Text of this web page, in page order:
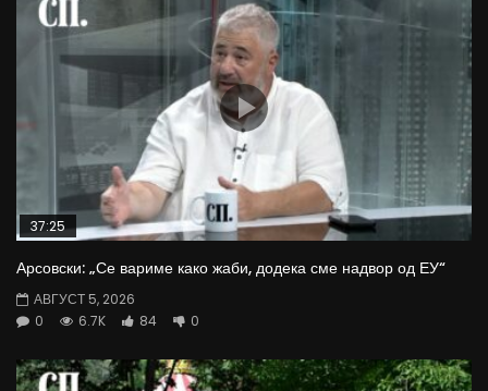
37:25
Арсовски: „Се вариме како жаби, додека сме надвор од ЕУ“
АВГУСТ 5, 2026
0
6.7K 84 0